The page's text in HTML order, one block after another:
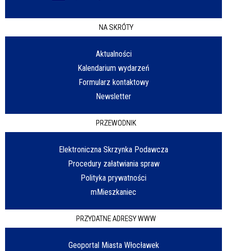
NA SKRÓTY
Aktualności
Kalendarium wydarzeń
Formularz kontaktowy
Newsletter
PRZEWODNIK
Elektroniczna Skrzynka Podawcza
Procedury załatwiania spraw
Polityka prywatności
mMieszkaniec
PRZYDATNE ADRESY WWW
Geoportal Miasta Włocławek